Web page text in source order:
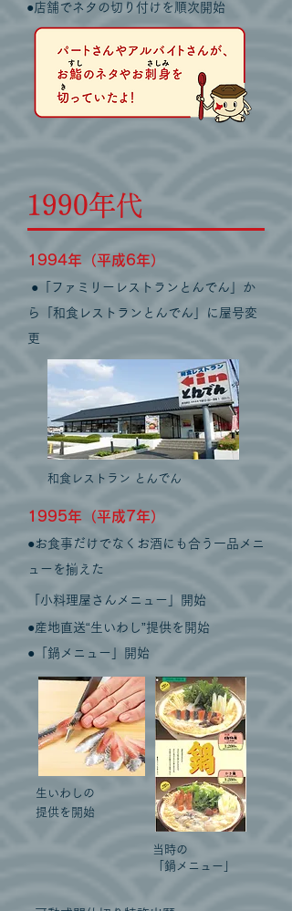
●店舗でネタ ​の切り付けを順次開始
1990年代
1 994年（平成6年）
●「ファミリーレストランとんでん」か
ら
「和食レストランとんでん」に屋号変
更
和食レストラン とんでん
1995年（平成7年）
●お食事だけでなくお酒にも合う一品 メニ
ューを揃えた
「小料理屋さんメニュー」開始
●産地直送“生いわし”提供を開始
●「鍋メニュー」開始
生いわしの
提供を開始
当時の
「鍋メニュー」